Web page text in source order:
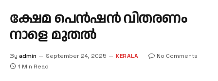
ക്ഷേമ പെന്‍ഷന്‍ വിതരണം
നാളെ മുതല്‍
By admin September 24, 2025 KERALA
No Comments
1 Min Read